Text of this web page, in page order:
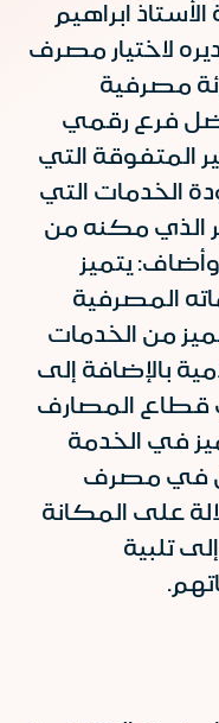
ابراهيم
لاختيار مصرف
مصرفية
فرع رقمي
المتفوقة التي
الخدمات التي
الذي مكنه من
يتميز
المصرفية
من الخدمات
بالإضافة إلى
قطاع المصارف
في الخدمة
في مصرف
على المكانة
تلبية